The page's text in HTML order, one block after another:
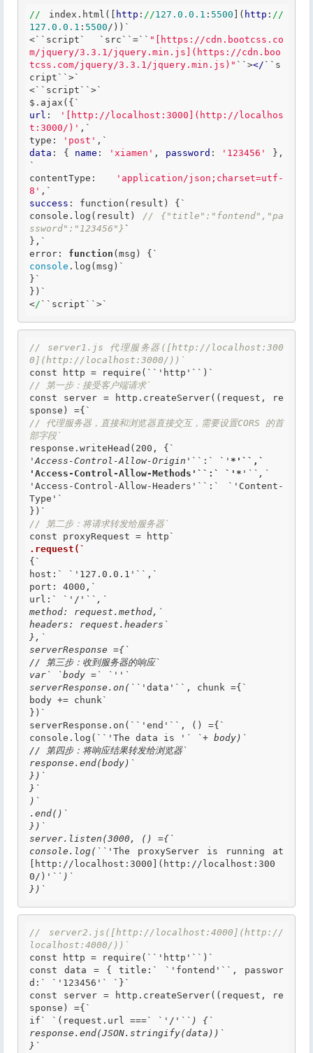
// index.html([ http : //127.0 .0 .1 : 5500 ]( http : //
127.0 .0 .1 : 5500/))`
<`` script ` ` src `` =`` "[https://cdn.bootcss.co
m/jquery/3.3.1/jquery.min.js](https://cdn.boo
tcss.com/jquery/3.3.1/jquery.min.js)" `` ></ `` s
cript `` >`
<` `script` `>`
$.ajax({
url :
'[http://localhost:3000](http://localhos
t:3000/)' ,`
type:
'post' ,
data : { name : 'xiamen' , password : '123456'
},
`
contentType:
'application/json;charset=utf-
8' ,
success : function (result) {`
console.log(result) // {"title":"fontend","pa
ssword":"123456"} `
},`
error: function (msg) {
console .log(msg)`
} `
})`
</ `` script `` >`
// server1.js 代理服务器([http://localhost:300
0](http://localhost:3000/))`
const http = require( ``' http' ``)`
// 第一步：接受客户端请求`
const server = http.createServer((request, re
// 代理服务器，直接和浏览器直接交互，需要设置CORS 的首
部字段`
'Access-Control-Allow-Origin' ``:` `' *'``,`
'Access-Control-Allow-Methods'``:` `'* '``,`
' Access-Control-Allow-Headers' ``:` `' Content-
Type'`
// 第二步：将请求转发给服务器`
.request(`
{`
host: ` `' 127.0.0.1' ``,`
port: 4000,`
url: ` `' / '``,`
method: request.method,`
headers: request.headers`
},`
serverResponse ={`
// 第三步：收到服务器的响应`
var` `body =` `' '`
serverResponse.on(``' data' ``, chunk ={`
body += chunk`
})`
serverResponse.on( ``' end' ``, () ={`
console.log( ``' The data is
'` `+ body)`
// 第四步：将响应结果转发给浏览器`
response.end(body)`
})`
}`
)`
.end()`
})`
server.listen(3000, () ={`
console.log(``' The proxyServer is running at
[http://localhost:3000](http://localhost:300
0/) '``)`
})`
// server2.js([http://localhost:4000](http://
localhost:4000/))`
const http = require( ``' http' ``)`
const data = { title: ` `' fontend' ``, passwor
d:` `' 123456' ` ` }`
const server = http.createServer((request, re
sponse) ={`
if ` `(request.url ===` `' / '``) {`
response.end(JSON.stringify(data))`
}`